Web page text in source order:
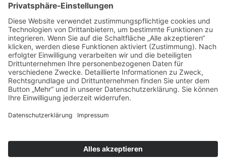
nach oben
Impressum|Datenschutz